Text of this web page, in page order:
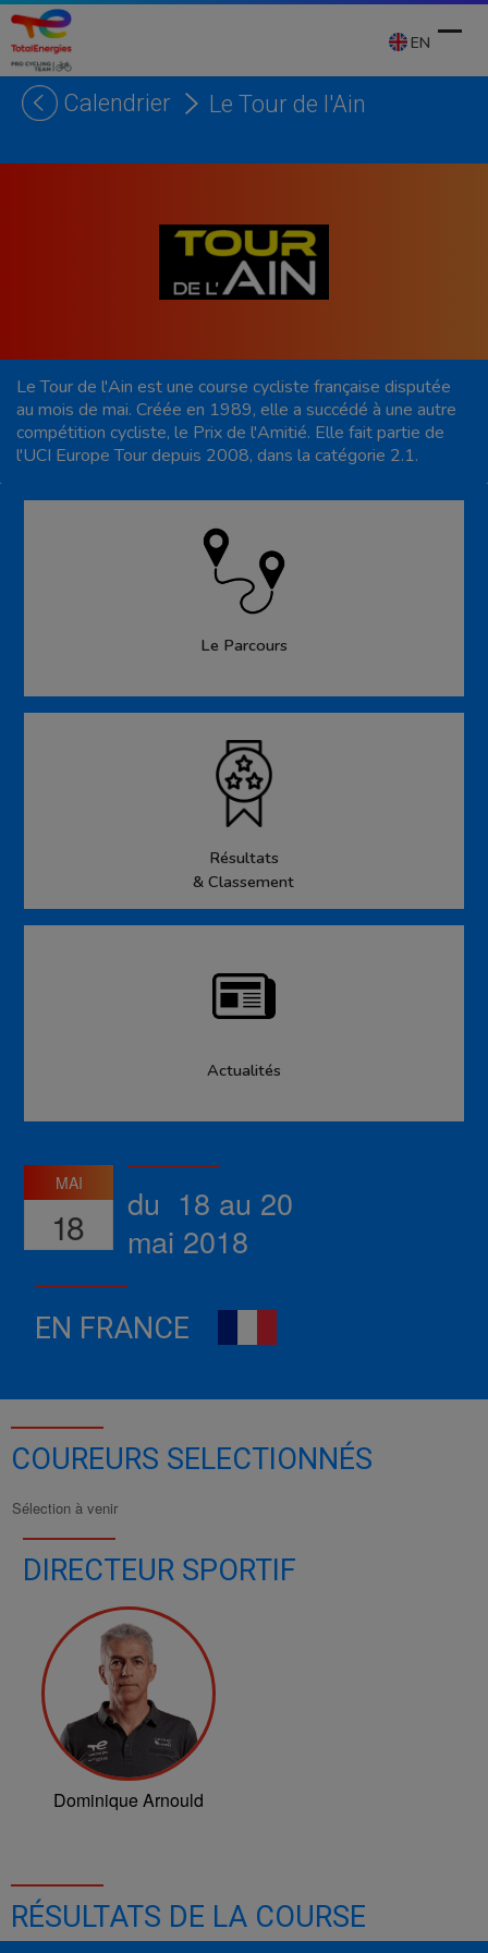
Skip
content
EN
Calendrier Le Tour de l'Ain
Le Tour de l'Ain est une course cycliste française disputée
au mois de mai. Créée en 1989, elle a succédé à une autre
compétition cycliste, le Prix de l'Amitié. Elle fait partie de
l'UCI Europe Tour depuis 2008, dans la catégorie 2.1.
Le Parcours
Résultats
& Classement
Actualités
MAI
18
du 18 au 20
mai 2018
EN FRANCE
COUREURS SELECTIONNÉS
Sélection à venir
DIRECTEUR SPORTIF
Dominique Arnould
RÉSULTATS DE LA COURSE